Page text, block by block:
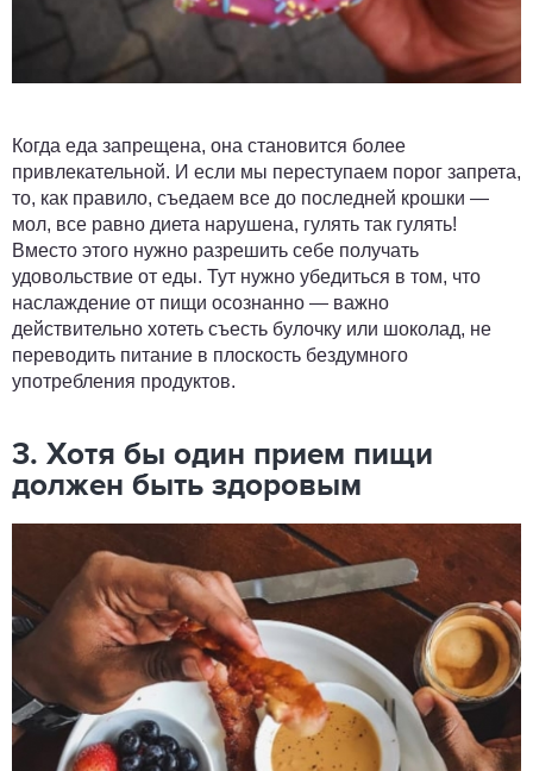
Когда еда запрещена, она становится более
привлекательной. И если мы переступаем порог запрета,
то, как правило, съедаем все до последней крошки —
мол, все равно диета нарушена, гулять так гулять!
Вместо этого нужно разрешить себе получать
удовольствие от еды. Тут нужно убедиться в том, что
наслаждение от пищи осознанно — важно
действительно хотеть съесть булочку или шоколад, не
переводить питание в плоскость бездумного
употребления продуктов.
3. Хотя бы один прием пищи
должен быть здоровым